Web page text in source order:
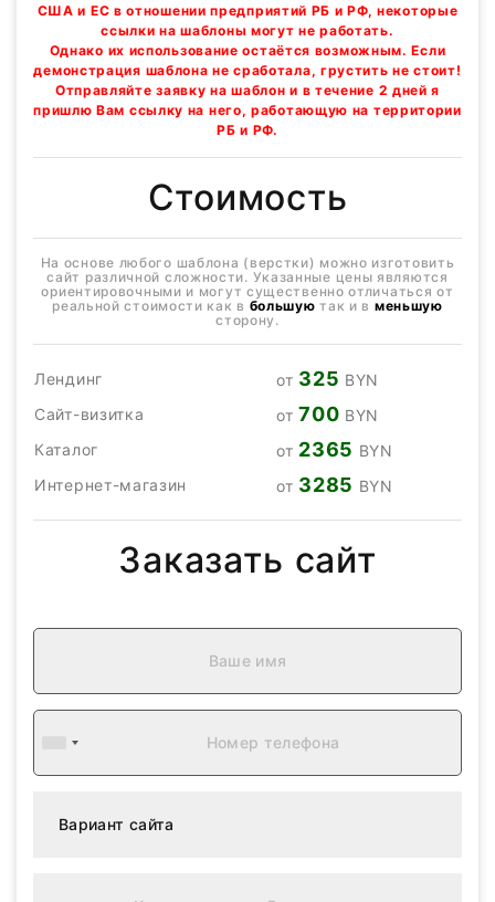
США и ЕС в отношении предприятий РБ и РФ, некоторые
ссылки на шаблоны могут не работать.
Однако их использование остаётся возможным. Если
демонстрация шаблона не сработала, грустить не стоит!
Отправляйте заявку на шаблон и в течение 2 дней я
пришлю Вам ссылку на него, работающую на территории
РБ и РФ.
Стоимость
На основе любого шаблона (верстки) можно изготовить
сайт различной сложности. Указанные цены являются
ориентировочными и могут существенно отличаться от
реальной стоимости как в большую так и в меньшую
сторону.
Лендинг от 325 BYN
Сайт-визитка
от700 BYN
Каталог
от 2365 BYN
Интернет-магазин
от 3285 BYN
Заказать сайт